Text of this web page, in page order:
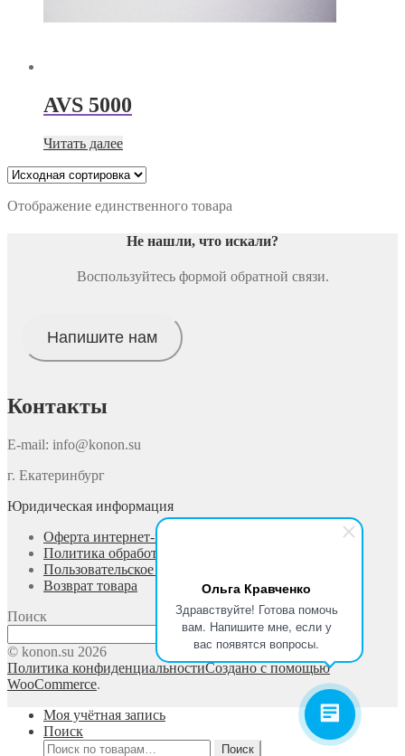
Ольга Кравченко
Здравствуйте! Готова помочь
вам. Напишите мне, если у
вас появятся вопросы.
AVS 5000
Читать далее
Отображение единственного товара
Не нашли, что искали?
Воспользуйтесь формой обратной связи.
Напишите нам
Контакты
E-mail: info@konon.su
г. Екатеринбург
Юридическая информация
Оферта интернет-магазина
Политика обработки персональных данных
Пользовательское соглашение
Возврат товара
Поиск
Поиск
© konon.su 2026
Политика конфиденциальностиСоздано с помощью
WooCommerce.
Моя учётная запись
Поиск
Искать:
Поиск